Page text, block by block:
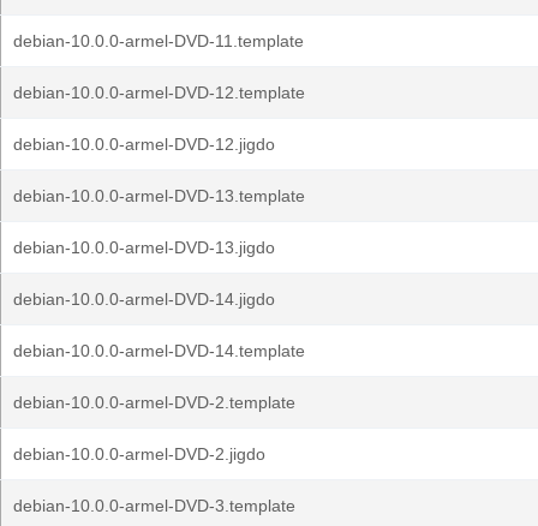
debian-10.0.0-armel-DVD-11.template
debian-10.0.0-armel-DVD-12.template
debian-10.0.0-armel-DVD-12.jigdo
debian-10.0.0-armel-DVD-13.template
debian-10.0.0-armel-DVD-13.jigdo
debian-10.0.0-armel-DVD-14.jigdo
debian-10.0.0-armel-DVD-14.template
debian-10.0.0-armel-DVD-2.template
debian-10.0.0-armel-DVD-2.jigdo
debian-10.0.0-armel-DVD-3.template